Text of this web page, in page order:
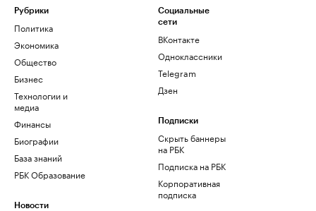
Рубрики
Политика
Экономика
Общество
Бизнес
Технологии и
медиа
Финансы
Биографии
База знаний
РБК Образование
Новости
Социальные
сети
ВКонтакте
Одноклассники
Telegram
Дзен
Подписки
Скрыть баннеры
на РБК
Подписка на РБК
Корпоративная
подписка